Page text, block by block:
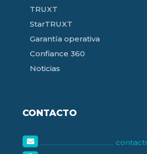
TRUXT
StarTRUXT
Garantía operativa
Confiance 360
Noticias
CONTACTO